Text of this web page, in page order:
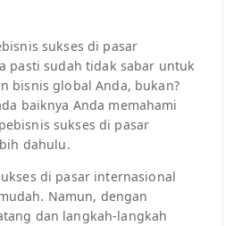
sukses di pasar
pasti sudah tidak sabar untuk
bisnis global Anda, bukan?
baiknya Anda memahami
sukses di pasar
dahulu.
di pasar internasional
Namun, dengan
dan langkah-langkah